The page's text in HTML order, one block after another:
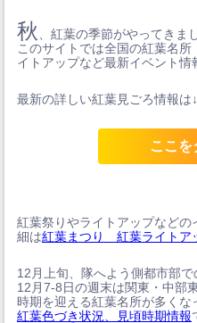
秋
、紅葉の季節がやってきま
このサイトでは全国の紅葉名
イトアップなど最新イベント情
最新の詳しい紅葉見ごろ情報は
ここを
紅葉祭りやライトアップなど
細は紅葉まつり 紅葉ライトア
12月上旬、隊へよう側都市部で
12月7-8日の週末は関東・中部
時期を迎える紅葉名所が多くな
紅葉色づき状況、見頃時期情報